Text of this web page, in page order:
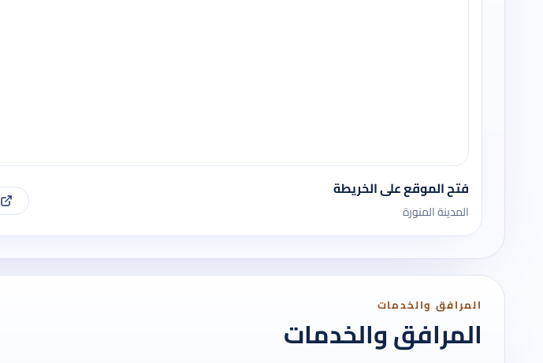
فتح الموقع على الخريطة
المدينة المنورة
المرافق والخدمات
المرافق والخدمات